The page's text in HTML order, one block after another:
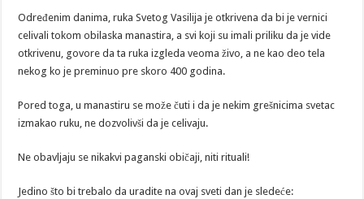
Određenim danima, ruka Svetog Vasilija je otkrivena da bi je vernici
celivali tokom obilaska manastira, a svi koji su imali priliku da je vide
otkrivenu, govore da ta ruka izgleda veoma živo, a ne kao deo tela
nekog ko je preminuo pre skoro 400 godina.
Pored toga, u manastiru se može čuti i da je nekim grešnicima svetac
izmakao ruku, ne dozvolivši da je celivaju.
Ne obavljaju se nikakvi paganski običaji, niti rituali!
Jedino što bi trebalo da uradite na ovaj sveti dan je sledeće: